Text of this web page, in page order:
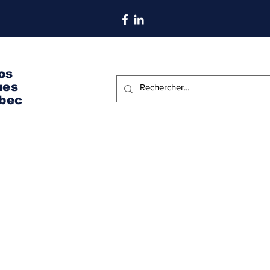
S'abonner aux nouvelles